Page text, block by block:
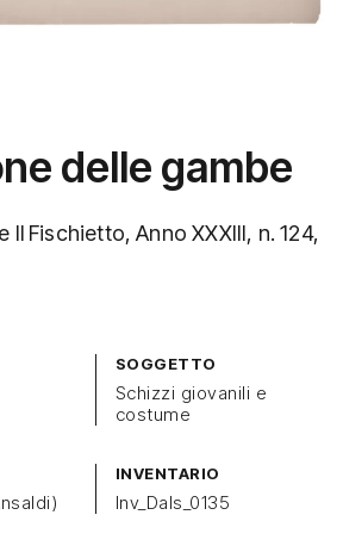
delle gambe
Il Fischietto, Anno XXXIII, n. 124,
SOGGETTO
Schizzi giovanili e
costume
INVENTARIO
Inv_Dals_0135